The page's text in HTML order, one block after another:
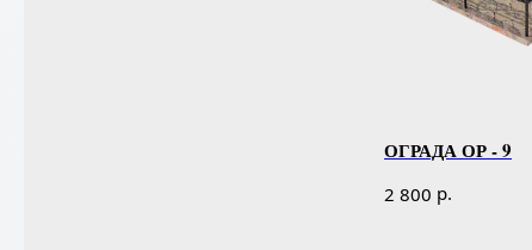
ОГРАДА ОР - 9
2 800 р.